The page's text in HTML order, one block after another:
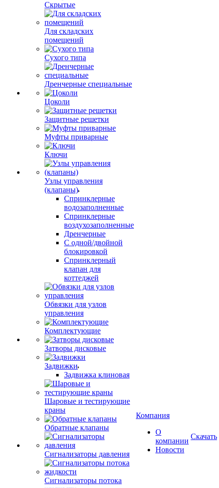
Скрытые
Для складских
помещений
Сухого типа
Дренчерные специальные
Цоколи
Защитные решетки
Муфты приварные
Ключи
Узлы управления
(клапаны)
Спринклерные
водозаполненные
Спринклерные
воздухозаполненные
Дренчерные
С одной/двойной
блокировкой
Спринклерный
клапан для
коттеджей
Обвязки для узлов
управления
Комплектующие
Затворы дисковые
Задвижки
Задвижка клиновая
Шаровые и тестирующие
краны
Обратные клапаны
Сигнализаторы давления
Сигнализаторы потока
Компания
О
компании
Новости
Скачать